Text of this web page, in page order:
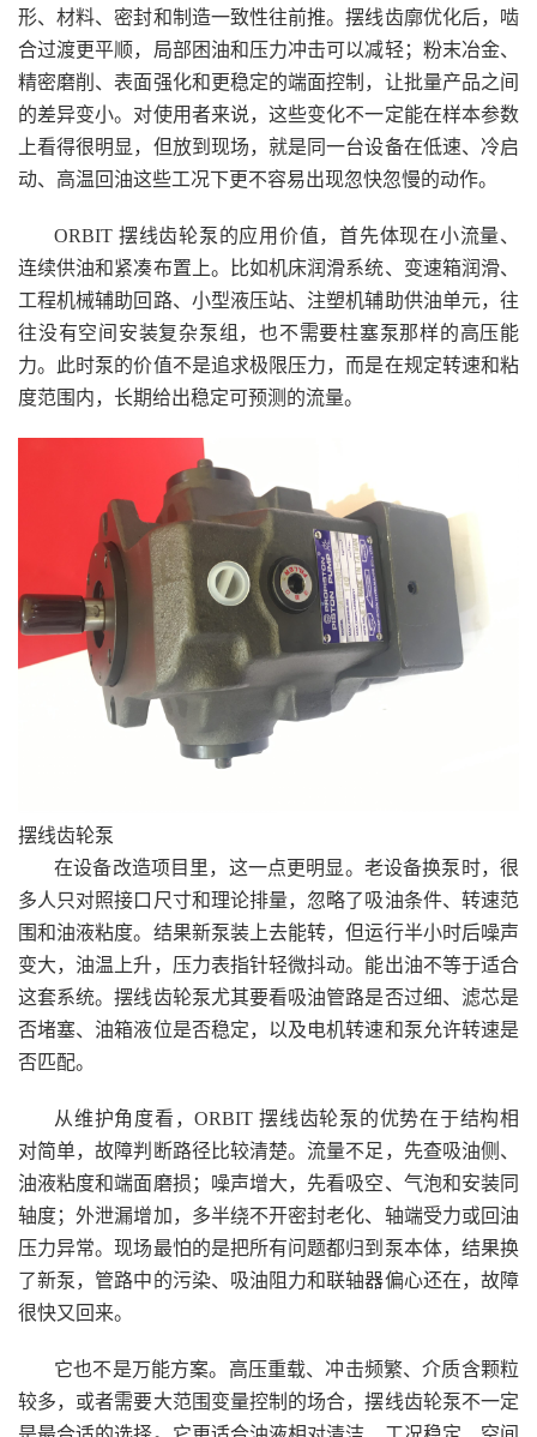
形、材料、密封和制造一致性往前推。摆线齿廓优化后，啮
合过渡更平顺，局部困油和压力冲击可以减轻；粉末冶金、
精密磨削、表面强化和更稳定的端面控制，让批量产品之间
的差异变小。对使用者来说，这些变化不一定能在样本参数
上看得很明显，但放到现场，就是同一台设备在低速、冷启
动、高温回油这些工况下更不容易出现忽快忽慢的动作。
ORBIT 摆线齿轮泵的应用价值，首先体现在小流量、
连续供油和紧凑布置上。比如机床润滑系统、变速箱润滑、
工程机械辅助回路、小型液压站、注塑机辅助供油单元，往
往没有空间安装复杂泵组，也不需要柱塞泵那样的高压能
力。此时泵的价值不是追求极限压力，而是在规定转速和粘
度范围内，长期给出稳定可预测的流量。
摆线齿轮泵
在设备改造项目里，这一点更明显。老设备换泵时，很
多人只对照接口尺寸和理论排量，忽略了吸油条件、转速范
围和油液粘度。结果新泵装上去能转，但运行半小时后噪声
变大，油温上升，压力表指针轻微抖动。能出油不等于适合
这套系统。摆线齿轮泵尤其要看吸油管路是否过细、滤芯是
否堵塞、油箱液位是否稳定，以及电机转速和泵允许转速是
否匹配。
从维护角度看，ORBIT 摆线齿轮泵的优势在于结构相
对简单，故障判断路径比较清楚。流量不足，先查吸油侧、
油液粘度和端面磨损；噪声增大，先看吸空、气泡和安装同
轴度；外泄漏增加，多半绕不开密封老化、轴端受力或回油
压力异常。现场最怕的是把所有问题都归到泵本体，结果换
了新泵，管路中的污染、吸油阻力和联轴器偏心还在，故障
很快又回来。
它也不是万能方案。高压重载、冲击频繁、介质含颗粒
较多，或者需要大范围变量控制的场合，摆线齿轮泵不一定